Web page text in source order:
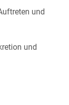
und
und